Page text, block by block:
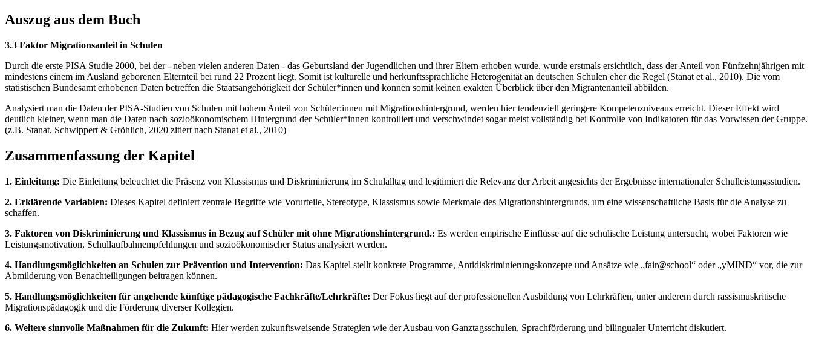
Auszug aus dem Buch
3.3 Faktor Migrationsanteil in Schulen
Durch die erste PISA Studie 2000, bei der - neben vielen anderen Daten - das Geburtsland der Jugendlichen und ihrer Eltern erhoben wurde, wurde erstmals ersichtlich, dass der Anteil von Fünfzehnjährigen mit
mindestens einem im Ausland geborenen Elternteil bei rund 22 Prozent liegt. Somit ist kulturelle und herkunftssprachliche Heterogenität an deutschen Schulen eher die Regel (Stanat et al., 2010). Die vom
statistischen Bundesamt erhobenen Daten betreffen die Staatsangehörigkeit der Schüler*innen und können somit keinen exakten Überblick über den Migrantenanteil abbilden.
Analysiert man die Daten der PISA-Studien von Schulen mit hohem Anteil von Schüler:innen mit Migrationshintergrund, werden hier tendenziell geringere Kompetenzniveaus erreicht. Dieser Effekt wird
deutlich kleiner, wenn man die Daten nach sozioökonomischem Hintergrund der Schüler*innen kontrolliert und verschwindet sogar meist vollständig bei Kontrolle von Indikatoren für das Vorwissen der Gruppe.
(z.B. Stanat, Schwippert & Gröhlich, 2020 zitiert nach Stanat et al., 2010)
Zusammenfassung der Kapitel
1. Einleitung: Die Einleitung beleuchtet die Präsenz von Klassismus und Diskriminierung im Schulalltag und legitimiert die Relevanz der Arbeit angesichts der Ergebnisse internationaler Schulleistungsstudien.
2. Erklärende Variablen: Dieses Kapitel definiert zentrale Begriffe wie Vorurteile, Stereotype, Klassismus sowie Merkmale des Migrationshintergrunds, um eine wissenschaftliche Basis für die Analyse zu
schaffen.
3. Faktoren von Diskriminierung und Klassismus in Bezug auf Schüler mit ohne Migrationshintergrund.: Es werden empirische Einflüsse auf die schulische Leistung untersucht, wobei Faktoren wie
Leistungsmotivation, Schullaufbahnempfehlungen und sozioökonomischer Status analysiert werden.
4. Handlungsmöglichkeiten an Schulen zur Prävention und Intervention: Das Kapitel stellt konkrete Programme, Antidiskriminierungskonzepte und Ansätze wie „fair@school“ oder „yMIND“ vor, die zur
Abmilderung von Benachteiligungen beitragen können.
5. Handlungsmöglichkeiten für angehende künftige pädagogische Fachkräfte/Lehrkräfte: Der Fokus liegt auf der professionellen Ausbildung von Lehrkräften, unter anderem durch rassismuskritische
Migrationspädagogik und die Förderung diverser Kollegien.
6. Weitere sinnvolle Maßnahmen für die Zukunft: Hier werden zukunftsweisende Strategien wie der Ausbau von Ganztagsschulen, Sprachförderung und bilingualer Unterricht diskutiert.